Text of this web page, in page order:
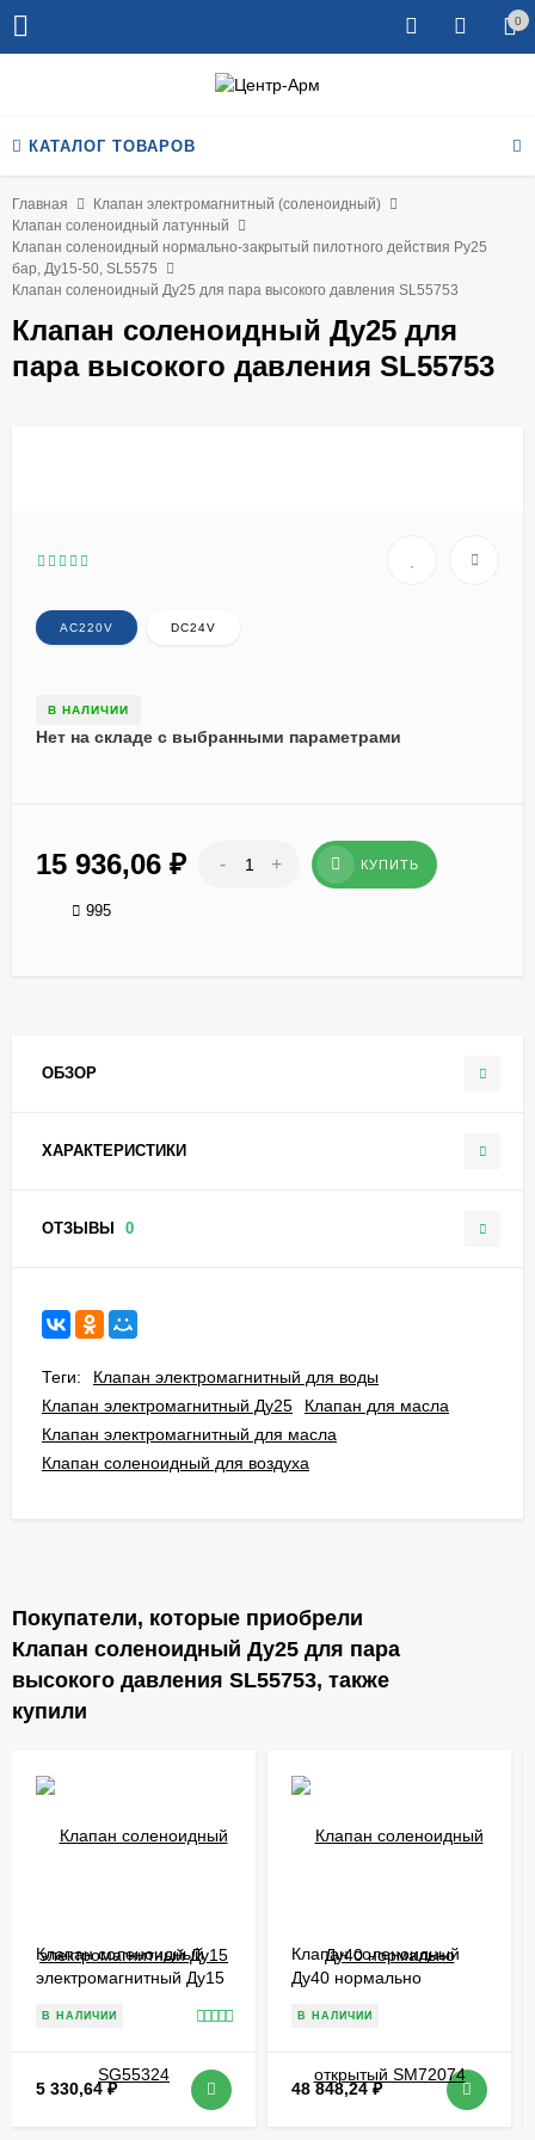
0
КАТАЛОГ ТОВАРОВ
Главная
Клапан электромагнитный (соленоидный)
Клапан соленоидный латунный
Клапан соленоидный нормально-закрытый пилотного действия Ру25
бар, Ду15-50, SL5575
Клапан соленоидный Ду25 для пара высокого давления SL55753
Клапан соленоидный Ду25 для
пара высокого давления SL55753
AC220V DC24V
В НАЛИЧИИ
Нет на складе с выбранными параметрами
15 936,06 ₽ - + КУПИТЬ
995
ОБЗОР
ХАРАКТЕРИСТИКИ
ОТЗЫВЫ 0
Теги:
Клапан электромагнитный для воды
Клапан электромагнитный Ду25
Клапан для масла
Клапан электромагнитный для масла
Клапан соленоидный для воздуха
Покупатели, которые приобрели
Клапан соленоидный Ду25 для пара
высокого давления SL55753, также
купили
Клапан соленоидный
электромагнитный Ду15
В НАЛИЧИИ
5 330,64₽
Клапан соленоидный
Ду40 нормально
В НАЛИЧИИ
48 848,24₽